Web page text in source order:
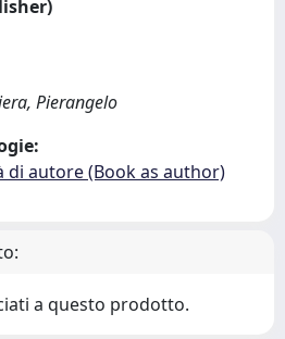
Pierangelo
di autore (Book as author)
a questo prodotto.